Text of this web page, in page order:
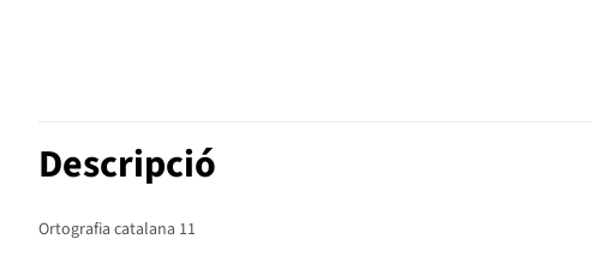
Descripció
Ortografia catalana 11